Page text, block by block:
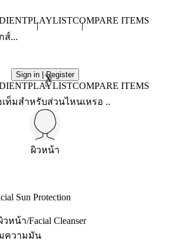
PLAYLISTCOMPARE ITEMS
Sign in | Register
X
PLAYLISTCOMPARE ITEMS
เท็มสำหรับส่วนไหนเหรอ ..
ผิวหน้า
Sun Protection
น้า/Facial Cleanser
ความมัน